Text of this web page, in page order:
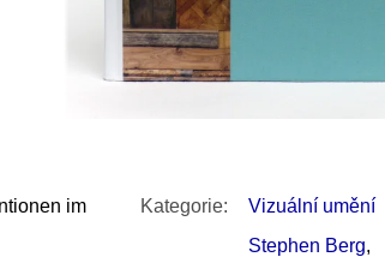
im
Kategorie: Vizuální umění
Stephen Berg,